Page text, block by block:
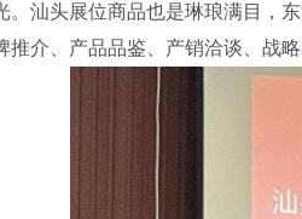
。汕头展位商品也是琳琅满目，
推介、产品品鉴、产销洽谈、战略